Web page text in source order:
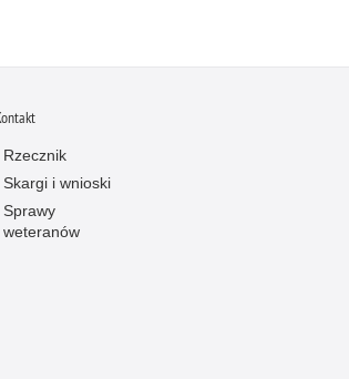
Nietrzeźwi kierujący
Nietrzeźwi opiekunowie
Rzecznik
Skargi i wnioski
Sprawy
weteranów